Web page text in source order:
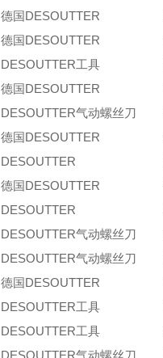
德国DESOUTTER
德国DESOUTTER
DESOUTTER工具
德国DESOUTTER
DESOUTTER气动螺丝刀
德国DESOUTTER
DESOUTTER
德国DESOUTTER
DESOUTTER
DESOUTTER气动螺丝刀
DESOUTTER气动螺丝刀
德国DESOUTTER
DESOUTTER工具
DESOUTTER工具
DESOUTTER气动螺丝刀